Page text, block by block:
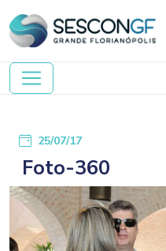
25/07/17
Foto-360